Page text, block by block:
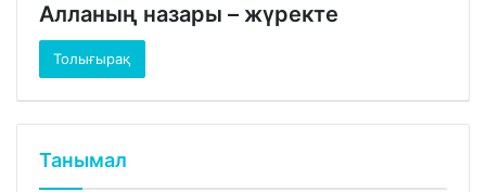
Алланың назары – жүректе
Толығырақ
Танымал